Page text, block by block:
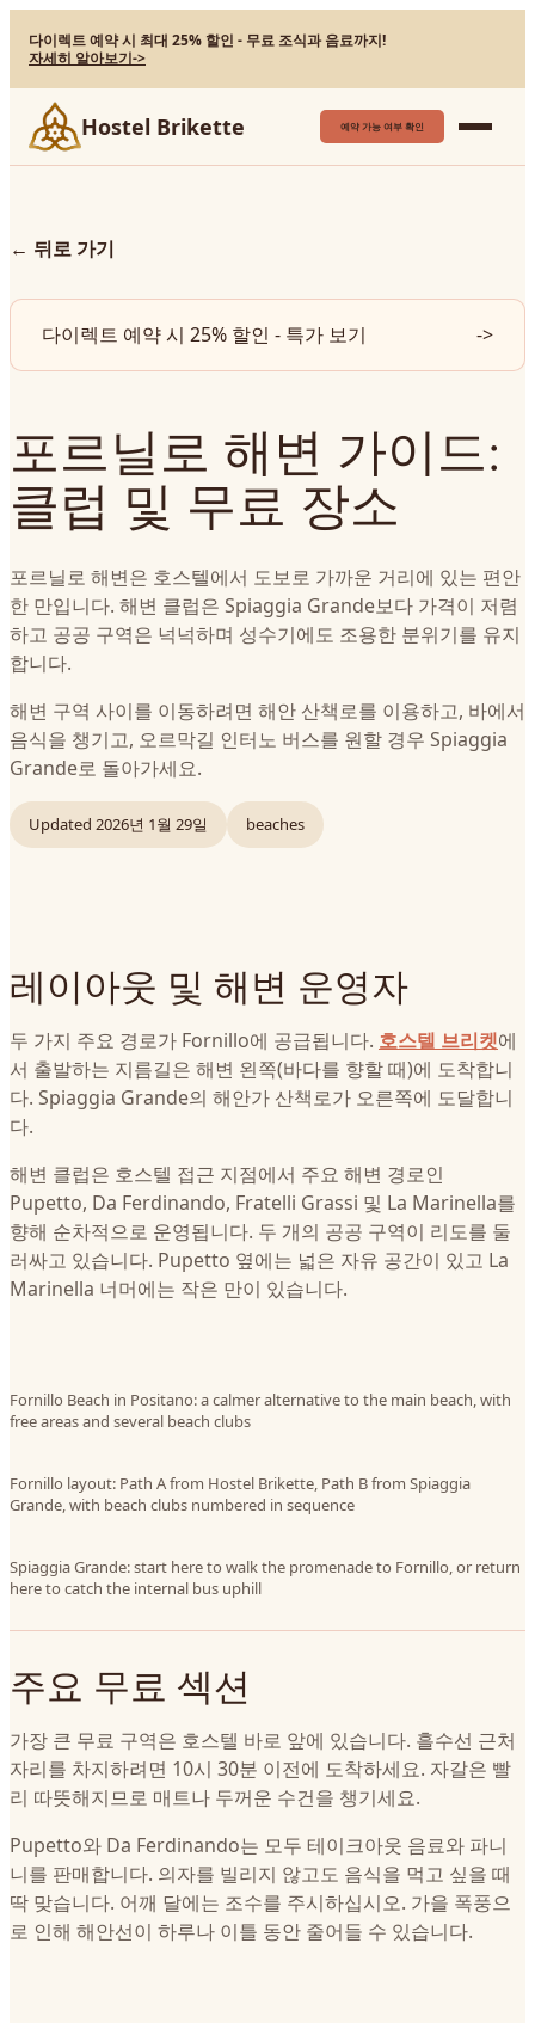
다이렉트 예약 시 최대 25% 할인 - 무료 조식과 음료까지!
자세히 알아보기->
Hostel Brikette 예약 가능 여부 확인
← 뒤로 가기
다이렉트 예약 시 25% 할인 - 특가 보기 ->
포르닐로 해변 가이드:
클럽 및 무료 장소
포르닐로 해변은 호스텔에서 도보로 가까운 거리에 있는 편안
한 만입니다. 해변 클럽은 Spiaggia Grande보다 가격이 저렴
하고 공공 구역은 넉넉하며 성수기에도 조용한 분위기를 유지
합니다.
해변 구역 사이를 이동하려면 해안 산책로를 이용하고, 바에서
음식을 챙기고, 오르막길 인터노 버스를 원할 경우 Spiaggia
Grande로 돌아가세요.
Updated 2026년 1월 29일 beaches
레이아웃 및 해변 운영자
두 가지 주요 경로가 Fornillo에 공급됩니다. 호스텔 브리켓에
서 출발하는 지름길은 해변 왼쪽(바다를 향할 때)에 도착합니
다. Spiaggia Grande의 해안가 산책로가 오른쪽에 도달합니
다.
해변 클럽은 호스텔 접근 지점에서 주요 해변 경로인
Pupetto, Da Ferdinando, Fratelli Grassi 및 La Marinella를
향해 순차적으로 운영됩니다. 두 개의 공공 구역이 리도를 둘
러싸고 있습니다. Pupetto 옆에는 넓은 자유 공간이 있고 La
Marinella 너머에는 작은 만이 있습니다.
Fornillo Beach in Positano: a calmer alternative to the main beach, with
free areas and several beach clubs
Fornillo layout: Path A from Hostel Brikette, Path B from Spiaggia
Grande, with beach clubs numbered in sequence
Spiaggia Grande: start here to walk the promenade to Fornillo, or return
here to catch the internal bus uphill
주요 무료 섹션
가장 큰 무료 구역은 호스텔 바로 앞에 있습니다. 흘수선 근처
자리를 차지하려면 10시 30분 이전에 도착하세요. 자갈은 빨
리 따뜻해지므로 매트나 두꺼운 수건을 챙기세요.
Pupetto와 Da Ferdinando는 모두 테이크아웃 음료와 파니
니를 판매합니다. 의자를 빌리지 않고도 음식을 먹고 싶을 때
딱 맞습니다. 어깨 달에는 조수를 주시하십시오. 가을 폭풍으
로 인해 해안선이 하루나 이틀 동안 줄어들 수 있습니다.